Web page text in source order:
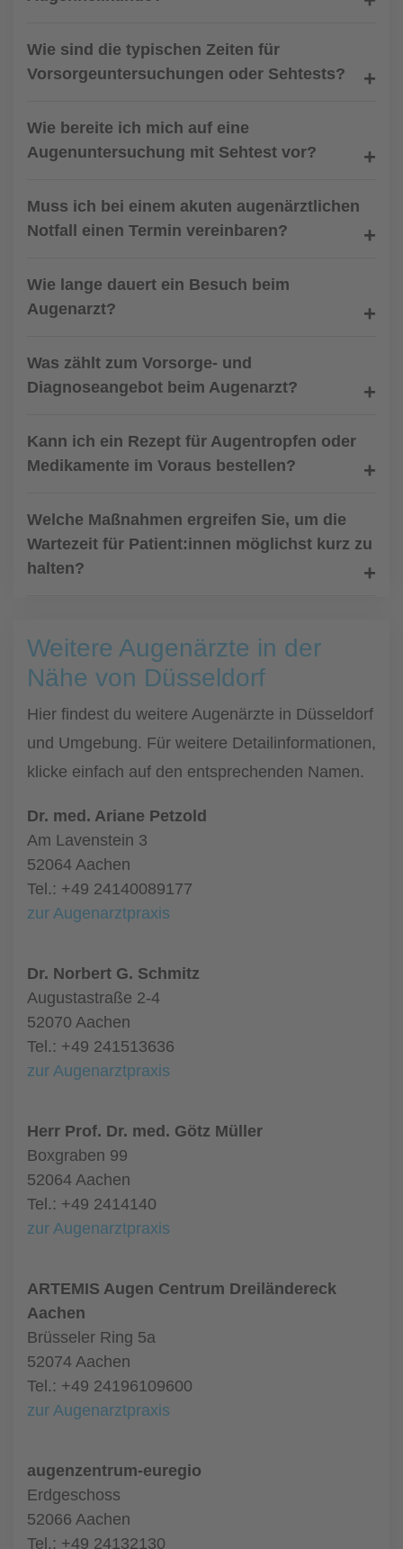
Wie sind die typischen Zeiten für
Vorsorgeuntersuchungen oder Sehtests?
Wie bereite ich mich auf eine
Augenuntersuchung mit Sehtest vor?
Muss ich bei einem akuten augenärztlichen
Notfall einen Termin vereinbaren?
Wie lange dauert ein Besuch beim
Augenarzt?
Was zählt zum Vorsorge- und
Diagnoseangebot beim Augenarzt?
Kann ich ein Rezept für Augentropfen oder
Medikamente im Voraus bestellen?
Welche Maßnahmen ergreifen Sie, um die
Wartezeit für Patient:innen möglichst kurz zu
halten?
Weitere Augenärzte in der
Nähe von Düsseldorf
Hier findest du weitere Augenärzte in Düsseldorf
und Umgebung. Für weitere Detailinformationen,
klicke einfach auf den entsprechenden Namen.
Dr. med. Ariane Petzold
Am Lavenstein 3
52064 Aachen
Tel.: +49 24140089177
zur Augenarztpraxis
Dr. Norbert G. Schmitz
Augustastraße 2-4
52070 Aachen
Tel.: +49 241513636
zur Augenarztpraxis
Herr Prof. Dr. med. Götz Müller
Boxgraben 99
52064 Aachen
Tel.: +49 2414140
zur Augenarztpraxis
ARTEMIS Augen Centrum Dreiländereck
Aachen
Brüsseler Ring 5a
52074 Aachen
Tel.: +49 24196109600
zur Augenarztpraxis
augenzentrum-euregio
Erdgeschoss
52066 Aachen
Tel.: +49 24132130